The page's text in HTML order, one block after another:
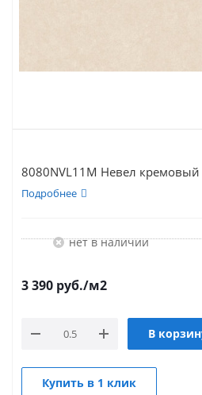
8080NVL11M Невел кремовый
Подробнее
Нет в наличии
3 390 руб./м2
В
Купить в 1 клик